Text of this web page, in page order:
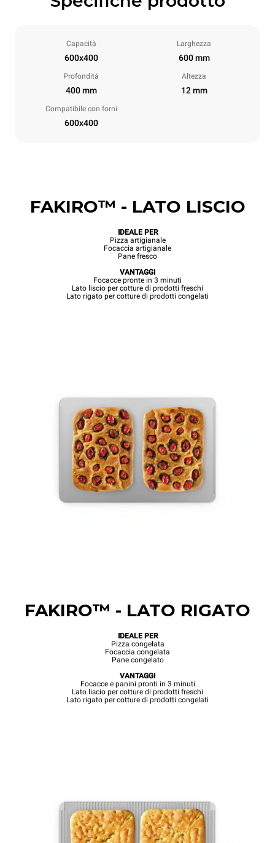
Capacità
600x400
Larghezza
600 mm
Profondità
400 mm
Altezza
12 mm
Compatibile con forni
600x400
FAKIRO™ - LATO LISCIO
IDEALE PER
Pizza artigianale
Focaccia artigianale
Pane fresco
VANTAGGI
Focacce pronte in 3 minuti
Lato liscio per cotture di prodotti freschi
Lato rigato per cotture di prodotti congelati
FAKIRO™ - LATO RIGATO
IDEALE PER
Pizza congelata
Focaccia congelata
Pane congelato
VANTAGGI
Focacce e panini pronti in 3 minuti
Lato liscio per cotture di prodotti freschi
Lato rigato per cotture di prodotti congelati